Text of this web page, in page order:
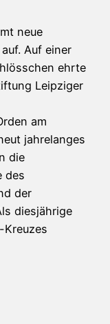
neue
Auf einer
ehrte
Leipziger
am
jahrelanges
die
des
der
diesjährige
Kreuzes